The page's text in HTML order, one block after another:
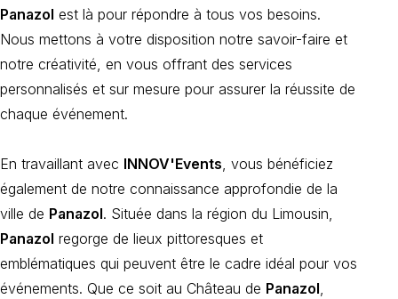
Panazol est là pour répondre à tous vos besoins.
Nous mettons à votre disposition notre savoir-faire et
notre créativité, en vous offrant des services
personnalisés et sur mesure pour assurer la réussite de
chaque événement.
En travaillant avec INNOV'Events, vous bénéficiez
également de notre connaissance approfondie de la
ville de Panazol. Située dans la région du Limousin,
Panazol regorge de lieux pittoresques et
emblématiques qui peuvent être le cadre idéal pour vos
événements. Que ce soit au Château de Panazol,